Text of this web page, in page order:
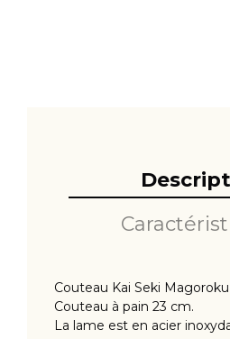
Couteau Kai Seki
Couteau à pain 23 cm.
La lame est en acier